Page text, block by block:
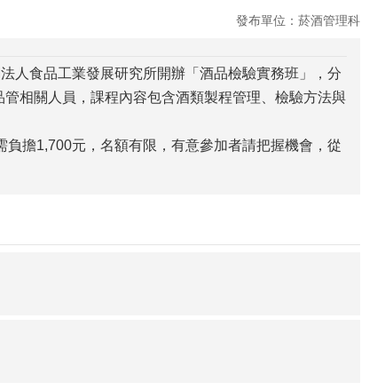
發布單位：菸酒管理科
人食品工業發展研究所開辦「酒品檢驗實務班」，分
相關人員，課程內容包含酒類製程管理、檢驗方法與
擔1,700元，名額有限，有意參加者請把握機會，從